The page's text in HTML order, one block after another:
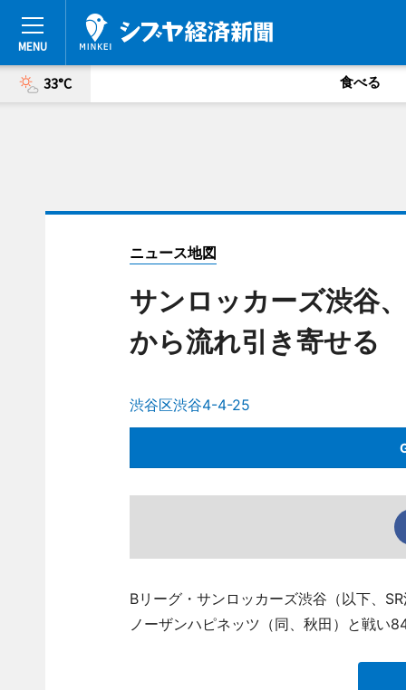
33°C 食べる
ニュース地図
サンロッカーズ渋谷
から流れ引き寄せる
渋谷区渋谷4-4-25
Bリーグ・サンロッカーズ渋谷（以下、
ノーザンハピネッツ（同、秋田）と戦い